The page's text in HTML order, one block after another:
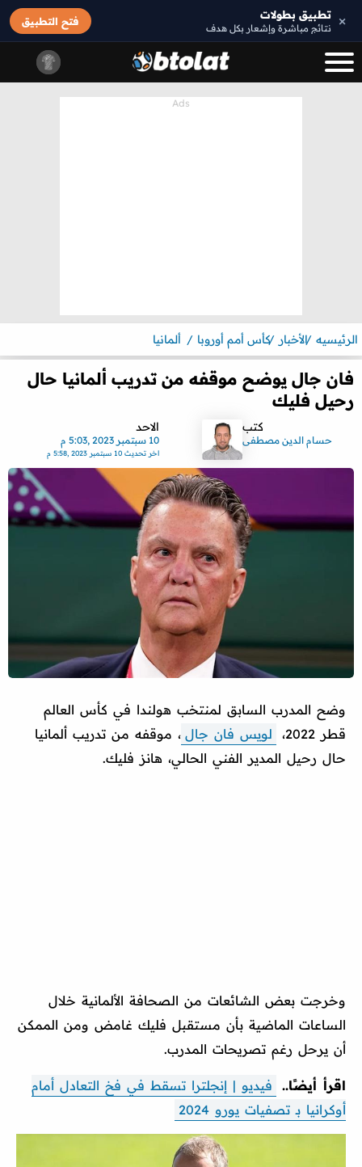
× تطبيق بطولات
نتائج مباشرة وإشعار بكل هدف
فتح التطبيق
الرئيسيه الأخبار كأس أمم أوروبا ألمانيا
فان جال يوضح موقفه من تدريب ألمانيا حال
رحيل فليك
كتب
حسام الدين مصطفى
الاحد
10 سبتمبر 2023 ,5:03 م
اخر تحديث10 سبتمبر 2023 ,5:58 م
وضح المدرب السابق لمنتخب هولندا في كأس العالم
قطر 2022،
لويس فان جال ، موقفه من تدريب ألمانيا
حال رحيل المدير الفني الحالي، هانز فليك.
وخرجت بعض الشائعات من الصحافة الألمانية خلال
الساعات الماضية بأن مستقبل فليك غامض ومن الممكن
أن يرحل رغم تصريحات المدرب.
اقرأ أيضًا..
فيديو | إنجلترا تسقط في فخ التعادل أمام
أوكرانيا بـ تصفيات يورو 2024